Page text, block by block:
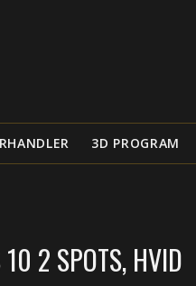
3D PROGRAM
2 SPOTS, HVID